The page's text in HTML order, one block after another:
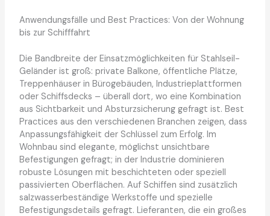
Anwendungsfälle und Best Practices: Von der Wohnung
bis zur Schifffahrt
Die Bandbreite der Einsatzmöglichkeiten für Stahlseil-
Geländer ist groß: private Balkone, öffentliche Plätze,
Treppenhäuser in Bürogebäuden, Industrieplattformen
oder Schiffsdecks – überall dort, wo eine Kombination
aus Sichtbarkeit und Absturzsicherung gefragt ist. Best
Practices aus den verschiedenen Branchen zeigen, dass
Anpassungsfähigkeit der Schlüssel zum Erfolg. Im
Wohnbau sind elegante, möglichst unsichtbare
Befestigungen gefragt; in der Industrie dominieren
robuste Lösungen mit beschichteten oder speziell
passivierten Oberflächen. Auf Schiffen sind zusätzlich
salzwasserbeständige Werkstoffe und spezielle
Befestigungsdetails gefragt. Lieferanten, die ein großes